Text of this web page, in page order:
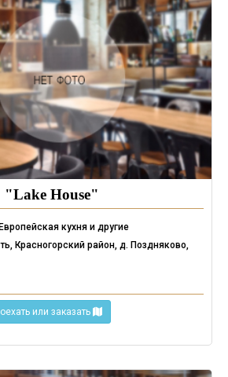
"Lake House"
кухня и другие
Красногорский район, д. Поздняково,
или заказать